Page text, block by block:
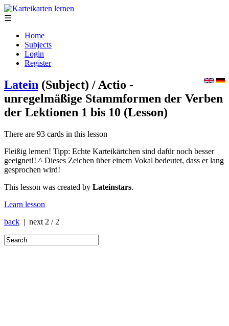
☰
Home
Subjects
Login
Register
Latein (Subject) / Actio -
unregelmäßige Stammformen der Verben
der Lektionen 1 bis 10 (Lesson)
There are 93 cards in this lesson
Fleißig lernen! Tipp: Echte Karteikärtchen sind dafür noch besser
geeignet!! ^ Dieses Zeichen über einem Vokal bedeutet, dass er lang
gesprochen wird!
This lesson was created by Lateinstars.
Learn lesson
back | next 2 / 2